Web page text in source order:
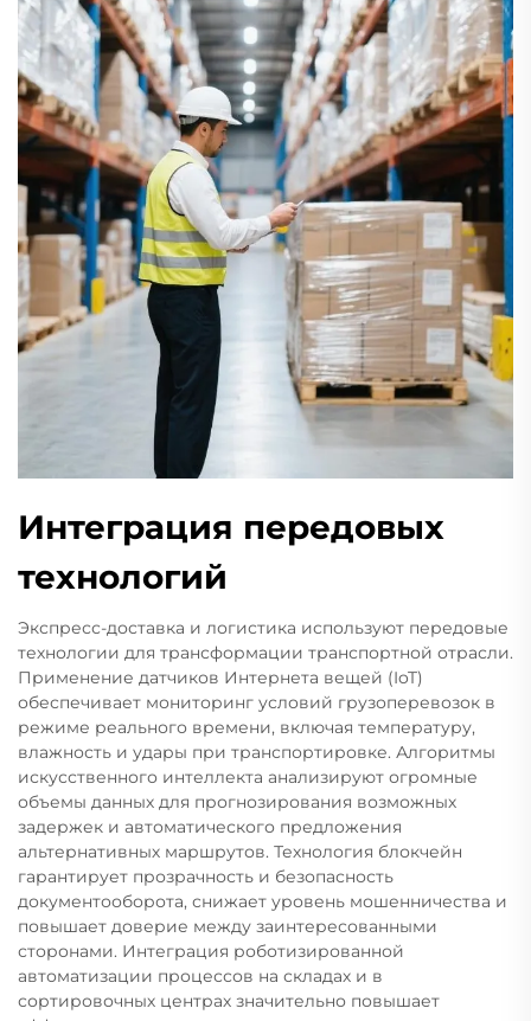
Интеграция передовых
технологий
Экспресс-доставка и логистика используют передовые
технологии для трансформации транспортной отрасли.
Применение датчиков Интернета вещей (IoT)
обеспечивает мониторинг условий грузоперевозок в
режиме реального времени, включая температуру,
влажность и удары при транспортировке. Алгоритмы
искусственного интеллекта анализируют огромные
объемы данных для прогнозирования возможных
задержек и автоматического предложения
альтернативных маршрутов. Технология блокчейн
гарантирует прозрачность и безопасность
документооборота, снижает уровень мошенничества и
повышает доверие между заинтересованными
сторонами. Интеграция роботизированной
автоматизации процессов на складах и в
сортировочных центрах значительно повышает